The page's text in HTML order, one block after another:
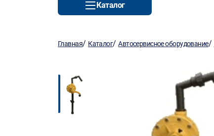
Каталог
Главная/ Каталог/Автосервисное оборудование/